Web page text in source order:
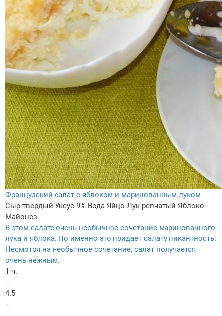
Французский салат с яблоком и маринованным луком
Сыр твердый Уксус 9% Вода Яйцо Лук репчатый Яблоко
Майонез
В этом салате очень необычное сочетание маринованного
лука и яблока. Но именно это придает салату пикантность.
Несмотря на необычное сочетание, салат получается
очень нежным.
1 ч.
–
4.5
–